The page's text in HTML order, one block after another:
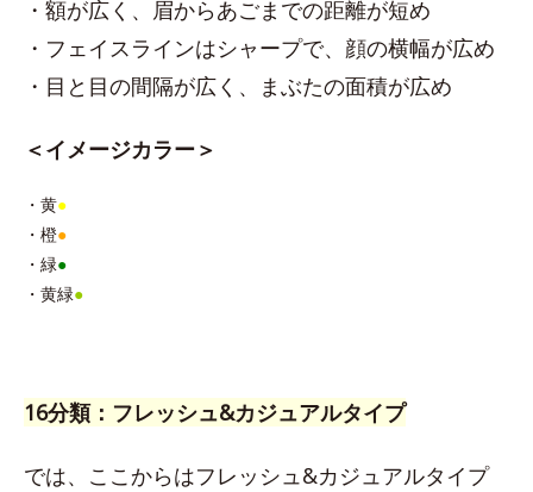
・額が広く、眉からあごまでの距離が短め
・フェイスラインはシャープで、顔の横幅が広め
・目と目の間隔が広く、まぶたの面積が広め
＜イメージカラー＞
・黄●
・橙●
・緑●
・黄緑●
16分類：フレッシュ&カジュアルタイプ
では、ここからはフレッシュ&カジュアルタイプ